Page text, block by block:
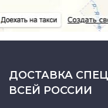
ДОСТАВКА
ВСЕЙ РОССИИ